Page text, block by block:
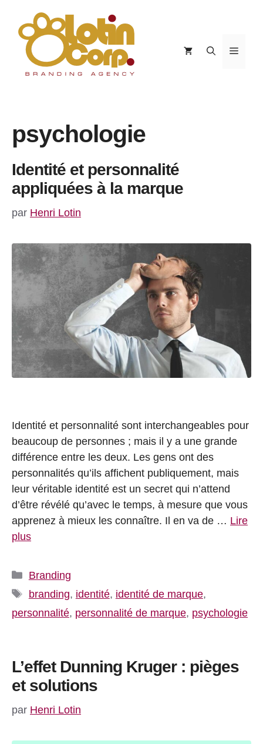
contenu
Menu
psychologie
Identité et personnalité
appliquées à la marque
par Henri Lotin
Identité et personnalité sont interchangeables pour
beaucoup de personnes ; mais il y a une grande
différence entre les deux. Les gens ont des
personnalités qu’ils affichent publiquement, mais
leur véritable identité est un secret qui n’attend
d’être révélé qu’avec le temps, à mesure que vous
apprenez à mieux les connaître. Il en va de … Lire
plus
Catégories
Branding
Étiquettes
branding, identité, identité de marque,
personnalité, personnalité de marque, psychologie
L’effet Dunning Kruger : pièges
et solutions
par Henri Lotin